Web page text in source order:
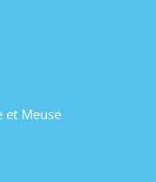
et Meuse